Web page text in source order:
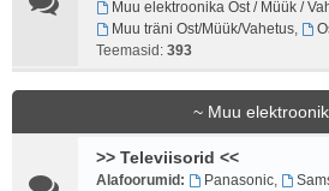
Muu elektroonika Ost / Müük /
Muu träni Ost/Müük/Vahetus,
Teemasid: 393
~ Muu
>> Televiisorid <<
Alafoorumid: Panasonic,